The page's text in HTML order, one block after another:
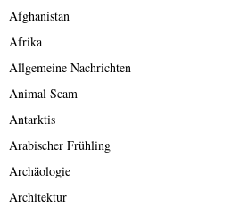
Afghanistan
Afrika
Allgemeine Nachrichten
Animal Scam
Antarktis
Arabischer Frühling
Archäologie
Architektur